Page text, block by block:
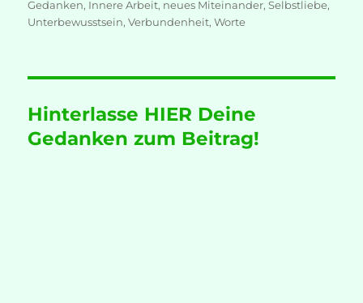
Gedanken, Innere Arbeit, neues Miteinander,Selbstliebe,
Unterbewusstsein,Verbundenheit,Worte
Hinterlasse HIER Deine
Gedanken zum Beitrag!